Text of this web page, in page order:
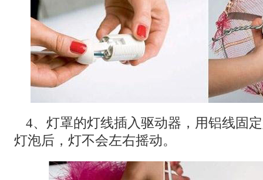
4、灯罩的灯线插入驱动器，用铝线固
灯泡后，灯不会左右摇动。